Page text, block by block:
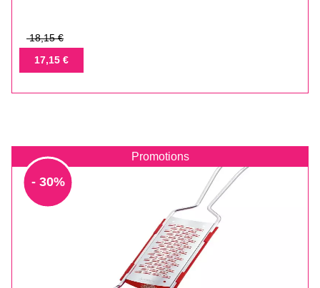
Prix
base
18,15 €
Prix17,15 €
Promotions
- 30%